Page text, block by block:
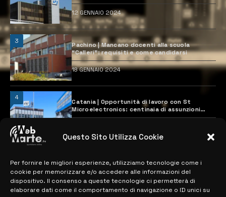
Questo Sito Utilizza Cookie
Per fornire le migliori esperienze, utilizziamo tecnologie come i
cookie per memorizzare e/o accedere alle informazioni del
dispositivo. Il consenso a queste tecnologie ci permetterà di
elaborare dati come il comportamento di navigazione o ID unici su
12 GENNAIO 2024
3
Pachino | Mancano docenti alla scuola
“Calleri”: requisiti e come candidarsi
18 GENNAIO 2024
4
Catania | Opportunità di lavoro con St
Microelectronics: centinaia di assunzioni
previste
MAPPA DEL SITO
> NOTIZIE